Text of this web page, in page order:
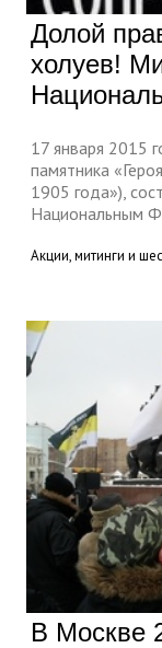
Долой
холуев!
17 января 2015
памятника
1905 года»),
Национальным
Акции, митинги и
В Москве